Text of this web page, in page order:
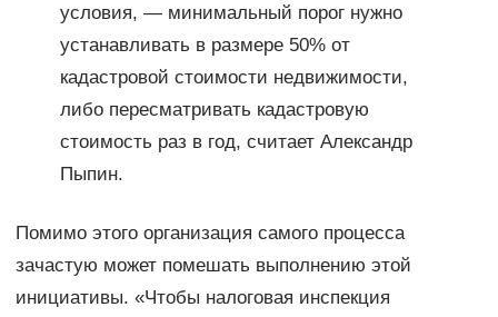
условия, — минимальный порог нужно
устанавливать в размере 50% от
кадастровой стоимости недвижимости,
либо пересматривать кадастровую
стоимость раз в год, считает Александр
Пыпин.
Помимо этого организация самого процесса
зачастую может помешать выполнению этой
инициативы. «Чтобы налоговая инспекция